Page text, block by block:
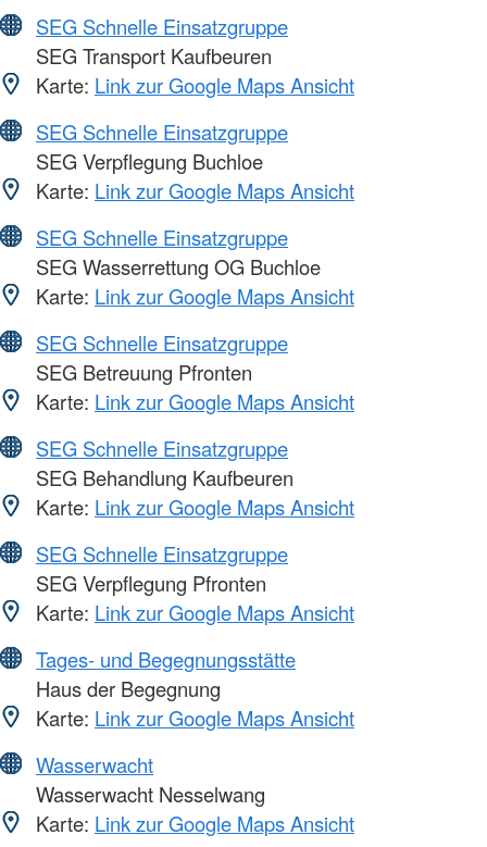
SEG Schnelle Einsatzgruppe
SEG Transport Kaufbeuren
Karte: Link zur Google Maps Ansicht
SEG Schnelle Einsatzgruppe
SEG Verpflegung Buchloe
Karte: Link zur Google Maps Ansicht
SEG Schnelle Einsatzgruppe
SEG Wasserrettung OG Buchloe
Karte: Link zur Google Maps Ansicht
SEG Schnelle Einsatzgruppe
SEG Betreuung Pfronten
Karte: Link zur Google Maps Ansicht
SEG Schnelle Einsatzgruppe
SEG Behandlung Kaufbeuren
Karte: Link zur Google Maps Ansicht
SEG Schnelle Einsatzgruppe
SEG Verpflegung Pfronten
Karte: Link zur Google Maps Ansicht
Tages- und Begegnungsstätte
Haus der Begegnung
Karte: Link zur Google Maps Ansicht
Wasserwacht
Wasserwacht Nesselwang
Karte: Link zur Google Maps Ansicht